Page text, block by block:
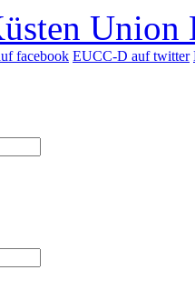
Union
facebook EUCC-D auf twitter